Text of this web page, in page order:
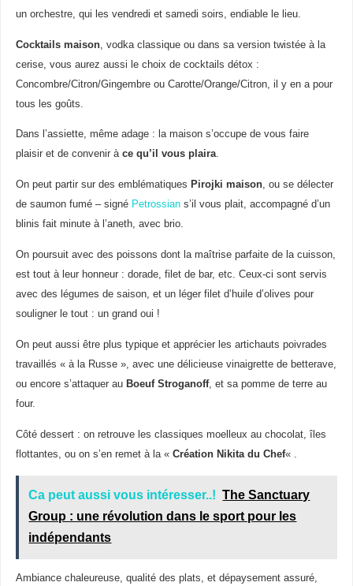
un orchestre, qui les vendredi et samedi soirs, endiable le lieu.
Cocktails maison, vodka classique ou dans sa version twistée à la
cerise, vous aurez aussi le choix de cocktails détox :
Concombre/Citron/Gingembre ou Carotte/Orange/Citron, il y en a pour
tous les goûts.
Dans l’assiette, même adage : la maison s’occupe de vous faire
plaisir et de convenir àce qu’il vous plaira.
On peut partir sur des emblématiques Pirojki maison, ou se délecter
de saumon fumé – signé Petrossians’il vous plait, accompagné d’un
blinis fait minute à l’aneth, avec brio.
On poursuit avec des poissons dont la maîtrise parfaite de la cuisson,
est tout à leur honneur : dorade, filet de bar, etc. Ceux-ci sont servis
avec des légumes de saison, et un léger filet d’huile d’olives pour
souligner le tout : un grand oui !
On peut aussi être plus typique et apprécier les artichauts poivrades
travaillés « à la Russe », avec une délicieuse vinaigrette de betterave,
ou encore s’attaquer au Boeuf Stroganoff, et sa pomme de terre au
four.
Côté dessert : on retrouve les classiques moelleux au chocolat, îles
flottantes, ou on s’en remet à la « Création Nikita du Chef« .
Ca peut aussi vous intéresser..! The Sanctuary
Group : une révolution dans le sport pour les
indépendants
Ambiance chaleureuse, qualité des plats, et dépaysement assuré,